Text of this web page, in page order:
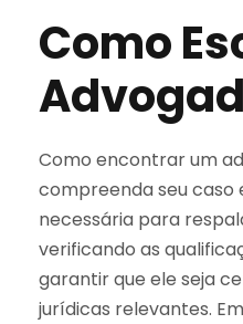
Como
Como encontrar um
compreenda seu caso
necessária para
verificando as
garantir que ele seja
jurídicas relevantes.